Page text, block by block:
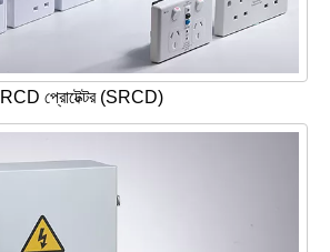
RCD প্রোটেক্টর (SRCD)